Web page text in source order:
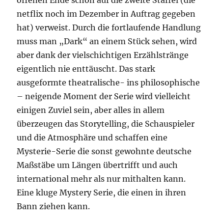
netflix noch im Dezember in Auftrag gegeben
hat) verweist. Durch die fortlaufende Handlung
muss man „Dark“ an einem Stück sehen, wird
aber dank der vielschichtigen Erzählstränge
eigentlich nie enttäuscht. Das stark
ausgeformte theatralische- ins philosophische
– neigende Moment der Serie wird vielleicht
einigen Zuviel sein, aber alles in allem
überzeugen das Storytelling, die Schauspieler
und die Atmosphäre und schaffen eine
Mysterie-Serie die sonst gewohnte deutsche
Maßstäbe um Längen übertrifft und auch
international mehr als nur mithalten kann.
Eine kluge Mystery Serie, die einen in ihren
Bann ziehen kann.